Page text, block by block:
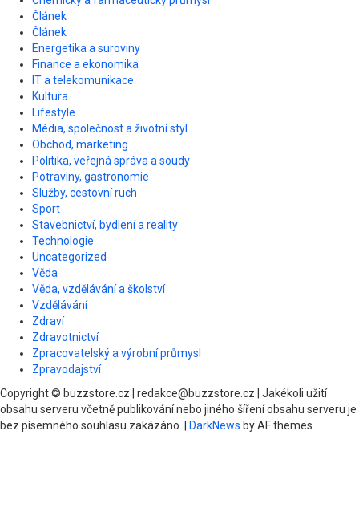
Článek
Článek
Energetika a suroviny
Finance a ekonomika
IT a telekomunikace
Kultura
Lifestyle
Média, společnost a životní styl
Obchod, marketing
Politika, veřejná správa a soudy
Potraviny, gastronomie
Služby, cestovní ruch
Sport
Stavebnictví, bydlení a reality
Technologie
Uncategorized
Věda
Věda, vzdělávání a školství
Vzdělávání
Zdraví
Zdravotnictví
Zpracovatelský a výrobní průmysl
Zpravodajství
Copyright © buzzstore.cz | redakce@buzzstore.cz | Jakékoli užití
obsahu serveru včetně publikování nebo jiného šíření obsahu serveru je
bez písemného souhlasu zakázáno.
DarkNews by AF themes.